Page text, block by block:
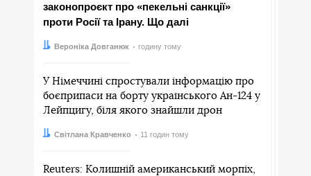
законопроєкт про «пекельні санкції»
проти Росії та Ірану. Що далі
Автор:
Вероніка Довганюк
Дата: годину тому
У Німеччині спростували інформацію про
боєприпаси на борту українського Ан-124 у
Лейпцигу, біля якого знайшли дрон
Автор:
Світлана Кравченко
Дата: 11 годин тому
Reuters: Колишній американський морпіх,